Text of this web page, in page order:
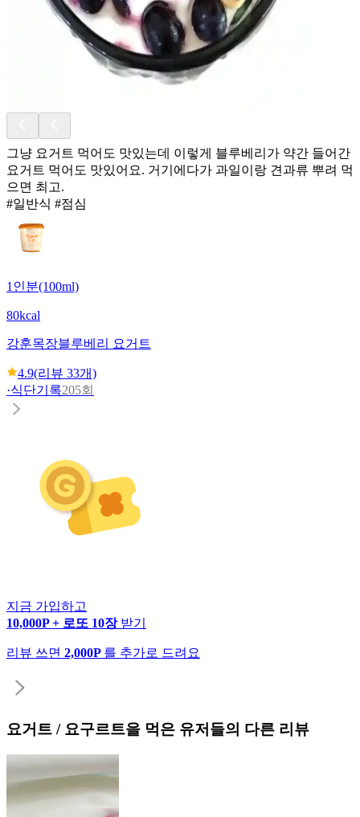
그냥 요거트 먹어도 맛있는데 이렇게 블루베리가 약간 들어간
요거트 먹어도 맛있어요. 거기에다가 과일이랑 견과류 뿌려 먹
으면 최고.
#일반식 #점심
1인분(100ml)
80kcal
강훈목장블루베리 요거트
4.9(리뷰 33개)
·식단기록205회
지금 가입하고
10,000P + 로또 10장 받기
리뷰 쓰면 2,000P 를 추가로 드려요
요거트 / 요구르트을 먹은 유저들의 다른 리뷰